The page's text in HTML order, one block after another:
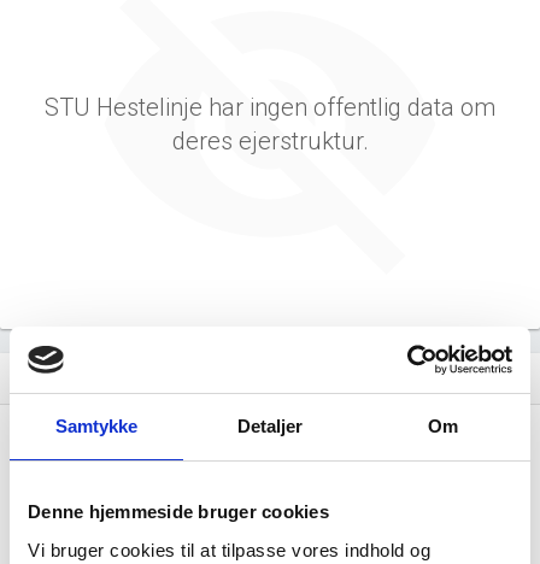
Samtykke Detaljer Om
Denne hjemmeside bruger cookies
Vi bruger cookies til at tilpasse vores indhold og
STU Hestelinje har ingen offentlig data om
deres ejerstruktur.
dashboard Virksomhedens datterselskaber